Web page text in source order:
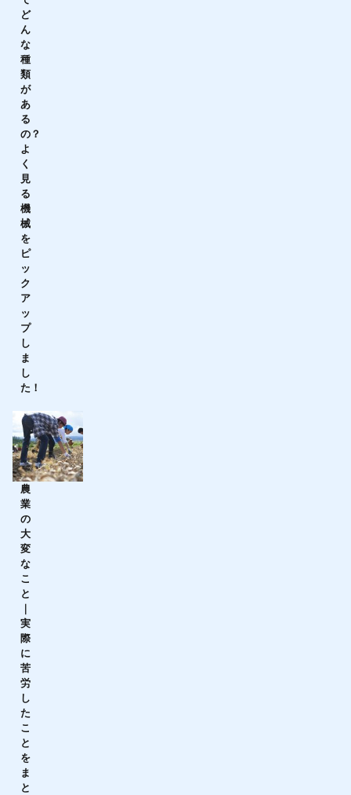
ど
ん
な
種
類
が
あ
る
の？
よ
く
見
る
機
械
を
ピ
ッ
ク
ア
ッ
プ
し
ま
し
た！
農
業
の
大
変
な
こ
と
｜
実
際
に
苦
労
し
た
こ
と
を
ま
と